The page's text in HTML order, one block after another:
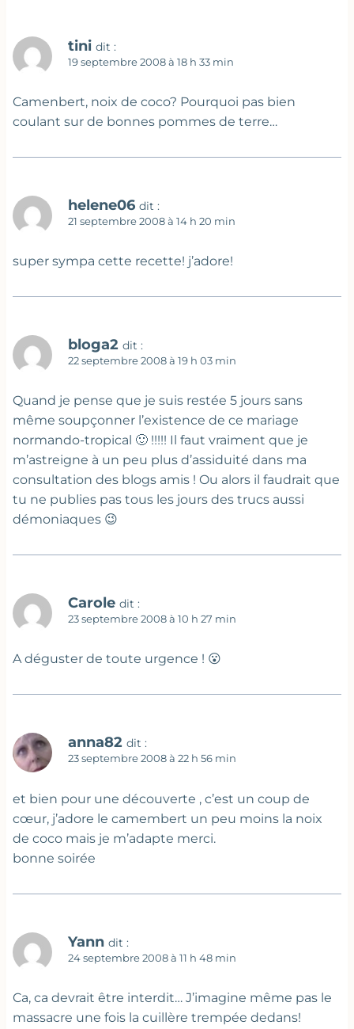
tini dit :
19 septembre 2008 à 18 h 33 min
Camenbert, noix de coco? Pourquoi pas bien
coulant sur de bonnes pommes de terre…
helene06 dit :
21 septembre 2008 à 14 h 20 min
super sympa cette recette! j’adore!
bloga2 dit :
22 septembre 2008 à 19 h 03 min
Quand je pense que je suis restée 5 jours sans
même soupçonner l’existence de ce mariage
normando-tropical 🙂 !!!!! Il faut vraiment que je
m’astreigne à un peu plus d’assiduité dans ma
consultation des blogs amis ! Ou alors il faudrait que
tu ne publies pas tous les jours des trucs aussi
démoniaques 😉
Carole dit :
23 septembre 2008 à 10 h 27 min
A déguster de toute urgence ! 😮
anna82 dit :
23 septembre 2008 à 22 h 56 min
et bien pour une découverte , c’est un coup de
cœur, j’adore le camembert un peu moins la noix
de coco mais je m’adapte merci.
bonne soirée
Yann dit :
24 septembre 2008 à 11 h 48 min
Ca, ca devrait être interdit… J’imagine même pas le
massacre une fois la cuillère trempée dedans!